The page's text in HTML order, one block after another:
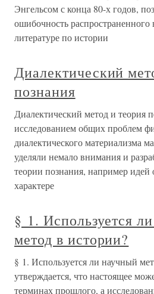
Энгельсом с конца 80-х годов,
ошибочность распространенного
литературе по истории
Диалектический
познания
Диалектический метод и теория
исследованием общих проблем
диалектического материализма
уделяли немало внимания и
теории познания, например идей
характере
§ 1. Используется
метод в истории?
§ 1. Используется ли научный
утверждается, что настоящее
терминах прошлого, а